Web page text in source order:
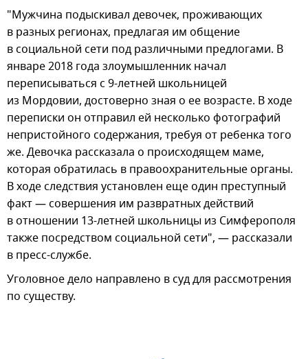
"Мужчина подыскивал девочек, проживающих
в разных регионах, предлагая им общение
в социальной сети под различными предлогами. В
январе 2018 года злоумышленник начал
переписываться с 9-летней школьницей
из Мордовии, достоверно зная о ее возрасте. В ходе
переписки он отправил ей несколько фотографий
непристойного содержания, требуя от ребенка того
же. Девочка рассказала о происходящем маме,
которая обратилась в правоохранительные органы.
В ходе следствия установлен еще один преступный
факт — совершения им развратных действий
в отношении 13-летней школьницы из Симферополя
также посредством социальной сети", — рассказали
в пресс-службе.
Уголовное дело направлено в суд для рассмотрения
по существу.